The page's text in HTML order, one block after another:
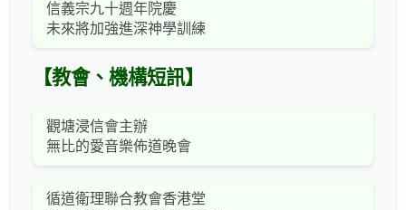
信義宗九十週年院慶
未來將加強進深神學訓練
【教會、機構短訊】
觀塘浸信會主辦
無比的愛音樂佈道晚會
循道衛理聯合教會香港堂